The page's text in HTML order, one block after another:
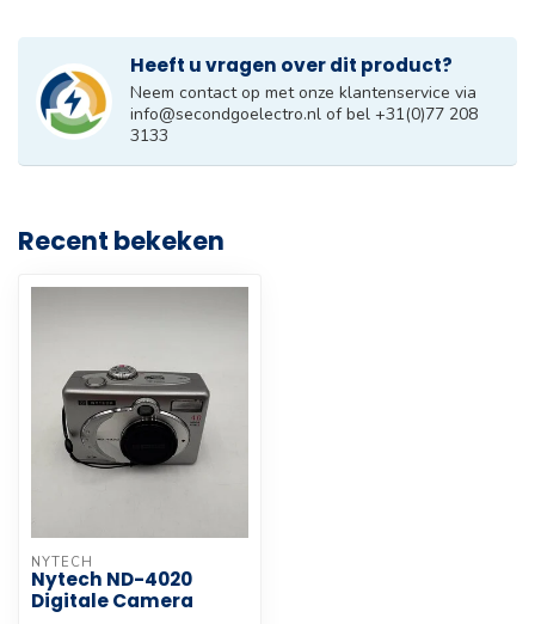
Heeft u vragen over dit product?
Neem contact op met onze klantenservice via
info@secondgoelectro.nl of bel +31(0)77 208
3133
Recent bekeken
NYTECH
Nytech ND-4020
Digitale Camera